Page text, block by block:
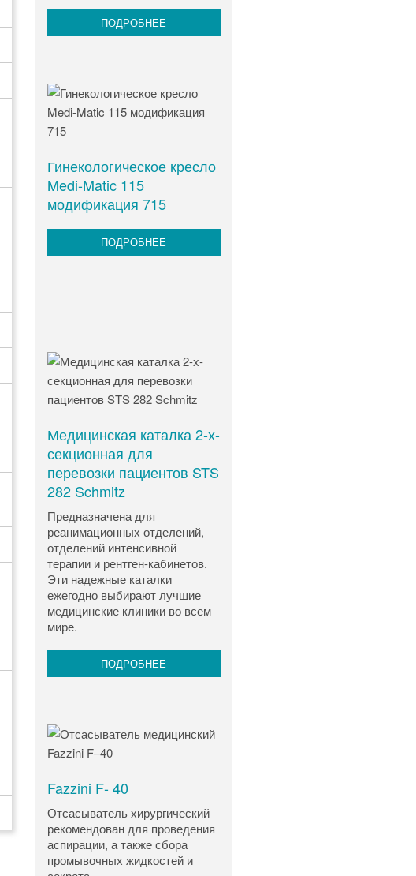
ПОДРОБНЕЕ
Гинекологическое кресло
Medi-Matic 115
модификация 715
ПОДРОБНЕЕ
Медицинская каталка 2-х-
секционная для
перевозки пациентов STS
282 Schmitz
Предназначена для
реанимационных отделений,
отделений интенсивной
терапии и рентген-кабинетов.
Эти надежные каталки
ежегодно выбирают лучшие
медицинские клиники во всем
мире.
ПОДРОБНЕЕ
Fazzini F- 40
Отсасыватель хирургический
рекомендован для проведения
аспирации, а также сбора
промывочных жидкостей и